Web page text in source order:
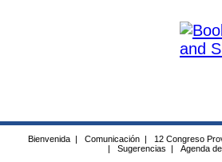
Bienvenida | Comunicación | 12 Congreso
|
Sugerencias | Agenda